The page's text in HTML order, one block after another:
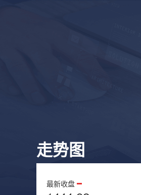
走势图
最新收盘